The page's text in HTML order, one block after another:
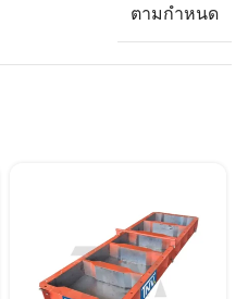
ตามกำหนด